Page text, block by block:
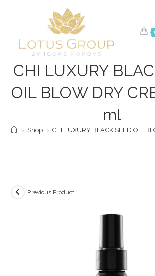
CHI LUXURY
OIL BLOW DRY
ml
> Shop > CHI LUXURY BLACK SEED OIL
Previous Product